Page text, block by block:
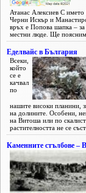
Атанас Алексиев С
Черни Искър и
връх е Попова шапка –
местни люде. Ще поясним
Еделвайс в България
Всеки,
който
се е
качвал
по
нашите високи планини,
на долините. Особени,
на Витоша или по
растителността не се
Каменните стълбове –